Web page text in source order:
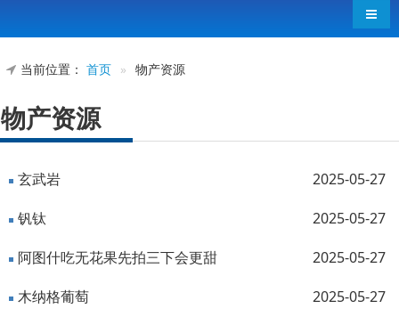
导航
当前位置： 首页 » 物产资源
物产资源
2025-05-27
玄武岩
2025-05-27
钒钛
2025-05-27
阿图什吃无花果先拍三下会更甜
2025-05-27
木纳格葡萄